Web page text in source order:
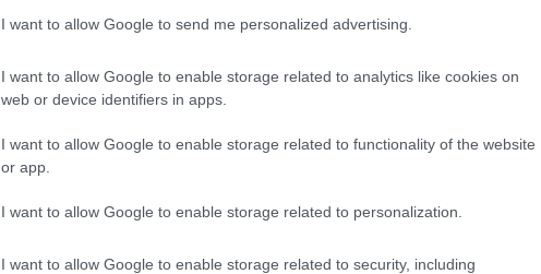
I want to allow Google to send me personalized advertising.
I want to allow Google to enable storage related to analytics like cookies on
web or device identifiers in apps.
I want to allow Google to enable storage related to functionality of the website
or app.
I want to allow Google to enable storage related to personalization.
I want to allow Google to enable storage related to security, including